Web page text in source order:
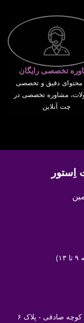
تخصصی رایگان
محتوای دقیق و تخصصی
مشاوره تخصصی در
چت آنلاین
اِستور
: خ اجاره دار - کوچه شایقی - کوچه صادقی - پلاک ۶